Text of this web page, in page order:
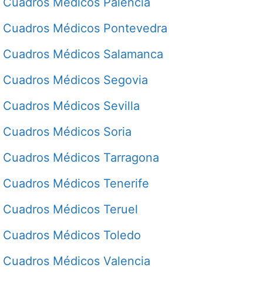
Cuadros Médicos Pontevedra
Cuadros Médicos Salamanca
Cuadros Médicos Segovia
Cuadros Médicos Sevilla
Cuadros Médicos Soria
Cuadros Médicos Tarragona
Cuadros Médicos Tenerife
Cuadros Médicos Teruel
Cuadros Médicos Toledo
Cuadros Médicos Valencia